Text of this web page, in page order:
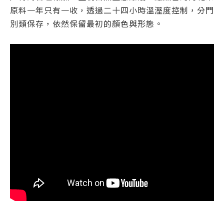
原料一年只有一收，透過二十四小時溫溼度控制，分門
別類保存，依然保留最初的顏色與形態。